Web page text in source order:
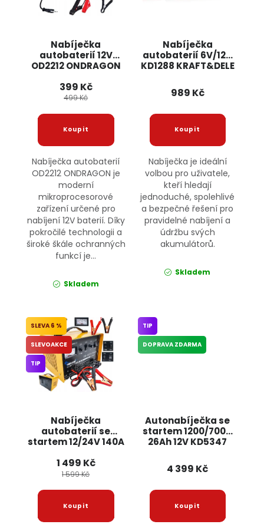
Nabíječka
autobaterií 12V
OD2212 ONDRAGON
399 Kč
499 Kč
Nabíječka autobaterií
OD2212 ONDRAGON je
moderní
mikroprocesorové
zařízení určené pro
nabíjení 12V baterií. Díky
pokročilé technologii a
široké škále ochranných
funkcí je...
Skladem
Nabíječka
autobaterií 6V/12V
KD1288 KRAFT&DELE
989 Kč
Nabíječka je ideální
volbou pro uživatele,
kteří hledají
jednoduché, spolehlivé
a bezpečné řešení pro
pravidelné nabíjení a
údržbu svých
akumulátorů.
Skladem
Nabíječka
autobaterií se
startem 12/24V 140A
6 %
SLEVOAKCE
TIP
1 499 Kč
1 599 Kč
Autonabíječka se
startem 1200/700A
26Ah 12V KD5347
TIP
DOPRAVA ZDARMA
4 399 Kč